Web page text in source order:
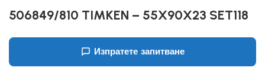
506849/810 TIMKEN – 55X90X23 SET118
Изпратете запитване